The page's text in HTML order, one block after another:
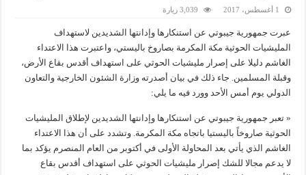
1 أغسطس، 2017 3,039 زيارة
عبرت جمهورية جيبوتي عن استنكارها وإدانتها الشديدين لاستهداف
المليشيات الحوثية مكة المكرمة بصاروخ باليستي، واعتبرت هذا الاعتداء
الغاشم دليلا على إصرار مليشيات الحوثي على استهداف أقدس بقاع الأرض،
وقبلة المسلمين. جاء ذلك في بيان أصدرته وزارة الشئون الخارجية والتعاون
الدولي يوم أمس الأحد وورد فيه ما يلي:
« تعبر جمهورية جيبوتي عن استنكارها وإدانتها الشديدين لإطلاق المليشيات
الحوثية صاروخاً باليستيا باتجاه مكة المكرمة. وتشدد على أن هذا الاعتداء
الغاشم الذي يأتي بعد المحاولة الأولى في أكتوبر من العام المنصرم يؤكد بما
لا يدعم مجالا للشك إصرار مليشيات الحوثي على استهداف أقدس بقاع